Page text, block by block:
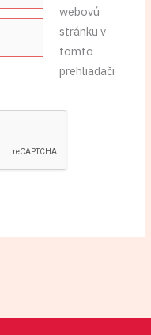
webovú
stránku v
tomto
prehliadači